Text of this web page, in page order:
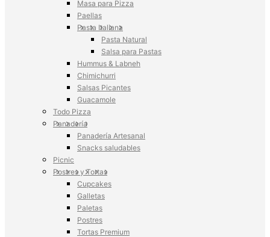
Masa para Pizza
Paellas
Pasta Italiana
Pasta Natural
Salsa para Pastas
Hummus & Labneh
Chimichurri
Salsas Picantes
Guacamole
Todo Pizza
Panadería
Panadería Artesanal
Snacks saludables
Picnic
Postres y Tortas
Cupcakes
Galletas
Paletas
Postres
Tortas Premium